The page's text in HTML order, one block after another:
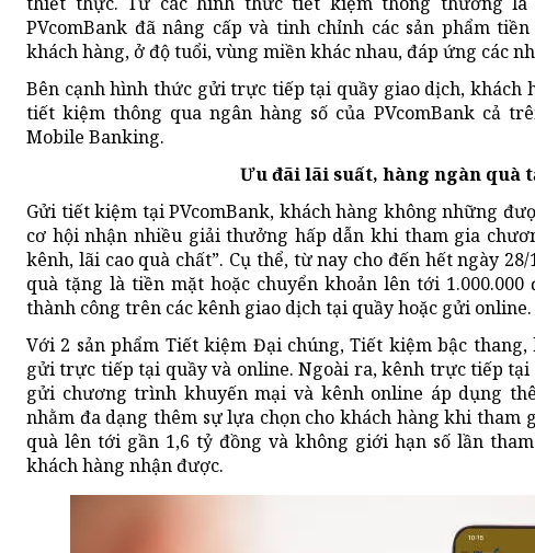
PVcomBank đã nâng cấp và tinh chỉnh các sản phẩm
khách hàng, ở độ tuổi, vùng miền khác nhau, đáp ứng các
Bên cạnh hình thức gửi trực tiếp tại quầy giao dịch, khách
tiết kiệm thông qua ngân hàng số của PVcomBank cả
Mobile Banking.
Ưu đãi lãi suất, hàng ngàn quà
Gửi tiết kiệm tại PVcomBank, khách hàng không những
cơ hội nhận nhiều giải thưởng hấp dẫn khi tham gia
kênh, lãi cao quà chất”. Cụ thể, từ nay cho đến hết ngày
quà tặng là tiền mặt hoặc chuyển khoản lên tới
thành công trên các kênh giao dịch tại quầy hoặc gửi online.
Với 2 sản phẩm Tiết kiệm Đại chúng, Tiết kiệm bậc
gửi trực tiếp tại quầy và online. Ngoài ra, kênh trực tiếp
gửi chương trình khuyến mại và kênh online áp dụng
nhằm đa dạng thêm sự lựa chọn cho khách hàng khi
quà lên tới gần 1,6 tỷ đồng và không giới hạn số lần
khách hàng nhận được.